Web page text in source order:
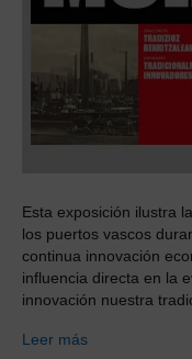
Esta exposición ilustra
los puertos vascos
continua innovación
influencia directa en la
innovación nuestra
Leer más